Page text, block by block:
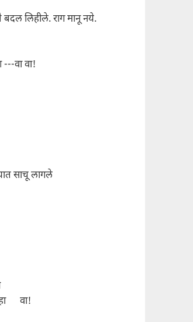
लिहीले. राग मानू नये.
वा वा!
साचू लागले
वा!